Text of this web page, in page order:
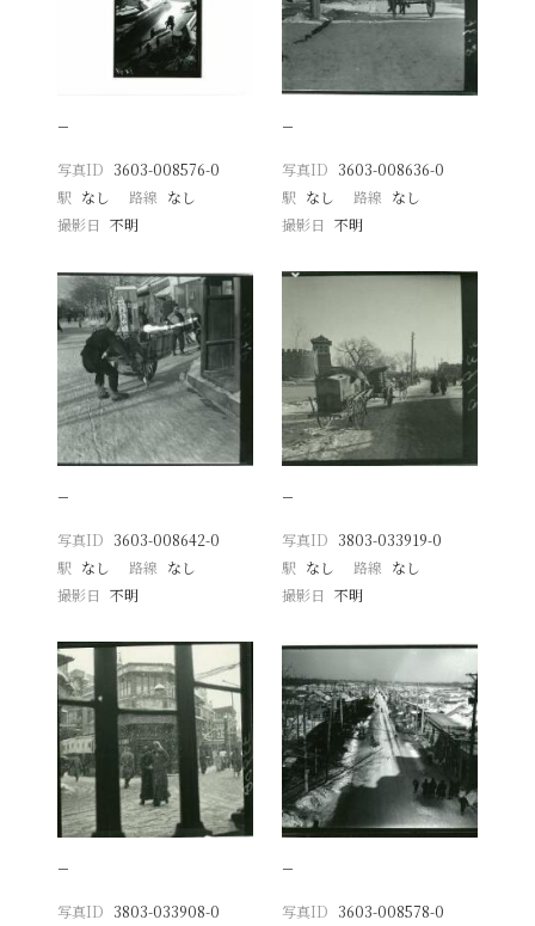
−
写真ID 3603-008576-0
駅 なし 路線 なし
撮影日
不明
−
写真ID 3603-008636-0
駅 なし 路線 なし
撮影日 不明
−
写真ID 3603-008642-0
駅 なし 路線 なし
撮影日
不明
−
写真ID 3803-033919-0
駅 なし 路線 なし
撮影日 不明
−
写真ID 3803-033908-0
−
写真ID 3603-008578-0